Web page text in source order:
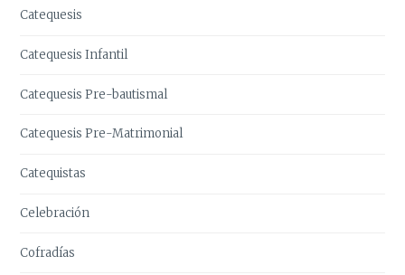
Catequesis
Catequesis Infantil
Catequesis Pre-bautismal
Catequesis Pre-Matrimonial
Catequistas
Celebración
Cofradías